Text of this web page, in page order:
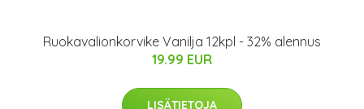
Ruokavalionkorvike Vanilja 12kpl - 32% alennus
19.99 EUR
LISÄTIETOJA